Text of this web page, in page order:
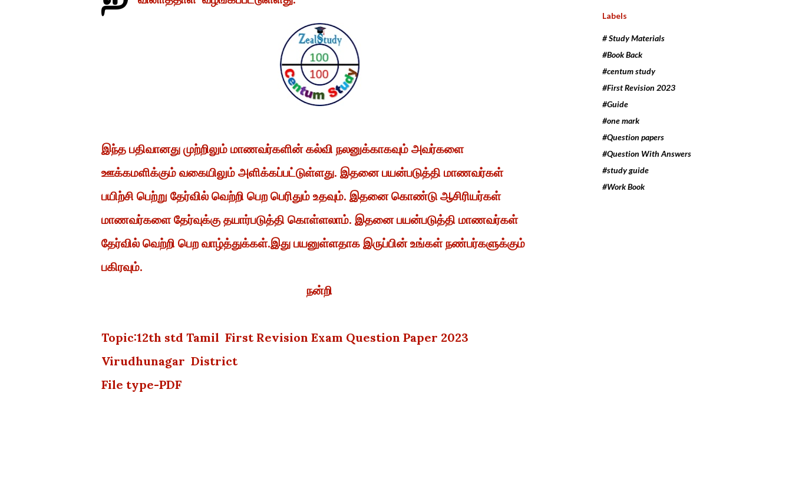
இந்த பதிவானது முற்றிலும் மாணவர்களின் கல்வி நலனுக்காகவும் அவர்களை
ஊக்கமளிக்கும் வகையிலும் அளிக்கப்பட்டுள்ளது. இதனை பயன்படுத்தி மாணவர்கள்
பயிற்சி பெற்று தேர்வில் வெற்றி பெற பெரிதும் உதவும். இதனை கொண்டு ஆசிரியர்கள்
மாணவர்களை தேர்வுக்கு தயார்படுத்தி கொள்ளலாம். இதனை பயன்படுத்தி மாணவர்கள்
தேர்வில் வெற்றி பெற வாழ்த்துக்கள்.இது பயனுள்ளதாக இருப்பின் உங்கள் நண்பர்களுக்கும்
பகிரவும்.
நன்றி
Topic:12th std Tamil First Revision Exam Question Paper 2023
Virudhunagar District
File type-PDF
Labels
# Study Materials
#Book Back
#centum study
#First Revision 2023
#Guide
#one mark
#Question papers
#Question With Answers
#study guide
#Work Book